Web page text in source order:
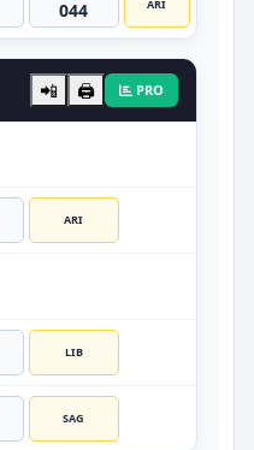
044 ARI
📲 🖨️ PRO
ARI
LIB
SAG